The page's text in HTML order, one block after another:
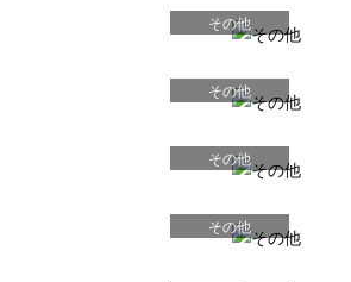
その他
その他
その他
その他